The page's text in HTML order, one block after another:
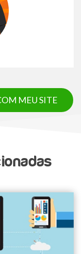
MEU SITE